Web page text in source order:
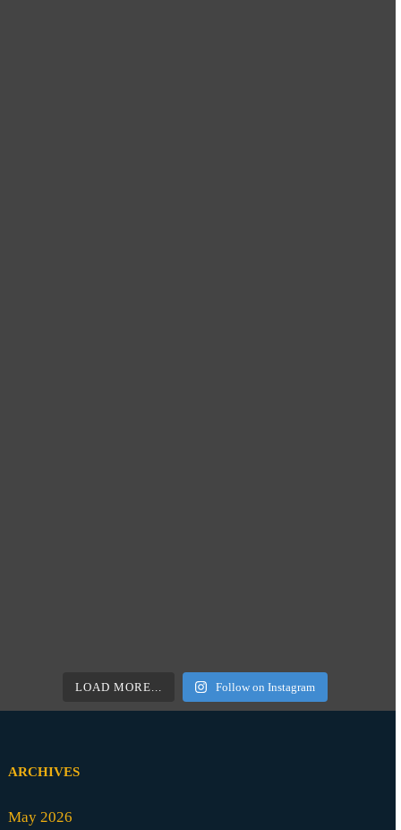
LOAD MORE... Follow on Instagram
ARCHIVES
May 2026